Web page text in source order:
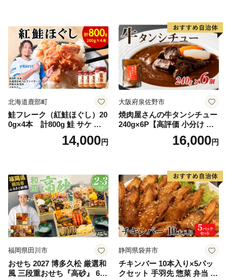
ー ギフト お取り寄せ 日高市
北海道鹿部町
鮭フレーク（紅鮭ほぐし）20
0g×4本 計800g 鮭 サケ 鮭
ほぐし サケフレーク シャケ
フレーク 鮭フレーク14,000円
大阪府泉佐野市
焼肉屋さんの牛タンシチュー
240g×6P【高評価 小分け 惣
菜 牛たん 一人暮らし 冷凍】
16,000円
福岡県田川市
おせち 2027 博多久松 厳選和
風 三段重おせち『高砂』 6.5
静岡県袋井市
チキンバー 10本入り×5パッ
クセット 手羽先 惣菜 弁当 お